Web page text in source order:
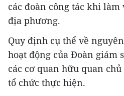
các đoàn công tác khi
địa phương.
Quy định cụ thể về
hoạt động của Đoàn giám
các cơ quan hữu quan
tổ chức thực hiện.